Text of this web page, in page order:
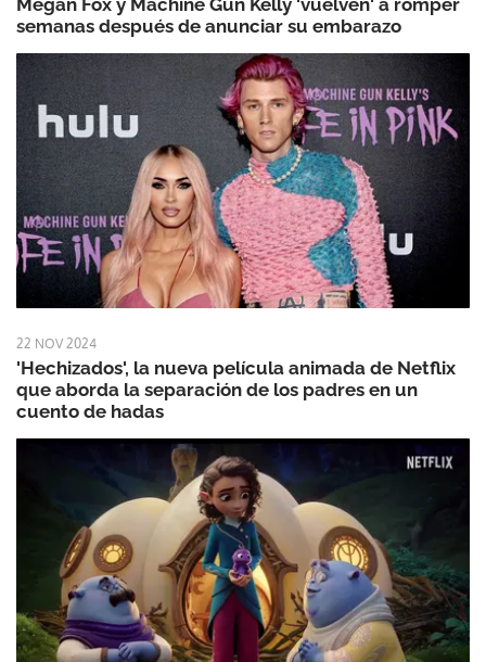
semanas después de anunciar su embarazo
22 NOV 2024
'Hechizados', la nueva película animada de Netflix
que aborda la separación de los padres en un
cuento de hadas